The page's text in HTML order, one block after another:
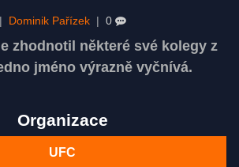
Dominik Pařízek 0
zhodnotil některé své kolegy z
jméno výrazně vyčnívá.
Organizace
UFC